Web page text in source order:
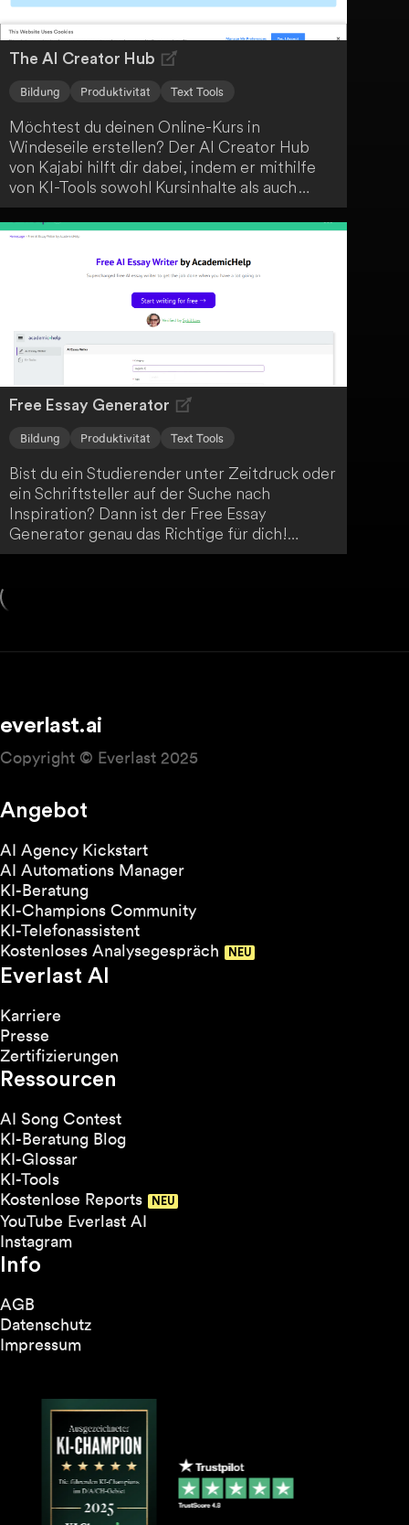
The AI Creator Hub
Bildung Produktivität Text Tools
Möchtest du deinen Online-Kurs in
Windeseile erstellen? Der AI Creator Hub
von Kajabi hilft dir dabei, indem er mithilfe
von KI-Tools sowohl Kursinhalte als auch
Marketingmaterialien automatisch generiert.
Bring einfach deine Ideen mit und lass dich
Free Essay Generator
Bildung Produktivität Text Tools
Bist du ein Studierender unter Zeitdruck oder
ein Schriftsteller auf der Suche nach
Inspiration? Dann ist der Free Essay
Generator genau das Richtige für dich!
Mithilfe fortschrittlicher KI-Technologie
everlast.ai
Copyright © Everlast 2025
Angebot
AI Agency Kickstart
AI Automations Manager
KI-Beratung
KI-Champions Community
KI-Telefonassistent
Kostenloses Analysegespräch
Everlast AI
Karriere
Presse
Zertifizierungen
Ressourcen
AI Song Contest
KI-Beratung Blog
KI-Glossar
KI-Tools
Kostenlose Reports
YouTube Everlast AI
Instagram
Info
AGB
Datenschutz
Impressum